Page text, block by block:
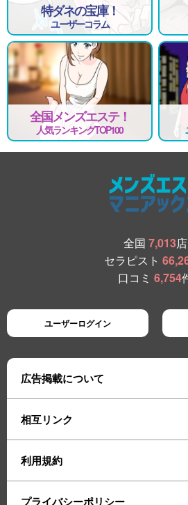
特ダネの宝庫！
ユーザーコラム
全国メンズエステ！
人気ランキングTOP100
全国 7,013店
セラピスト
口コミ 6,754
ユーザーログイン
広告掲載について
相互リンク
利用規約
プライバシーポリシー